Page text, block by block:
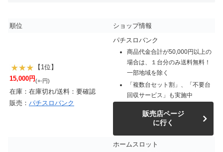
順位 ショップ情報
【1位】
15,000円(+-円)
在庫：在庫切れ/送料：要確認
販売： パチスロバンク
パチスロバンク
商品代金合計が50,000円以上の
場合は、１台分のみ送料無料！
一部地域を除く
「複数台セット割」、「不要台
回収サービス」も実施中
販売店ページ
に行く
ホームスロット